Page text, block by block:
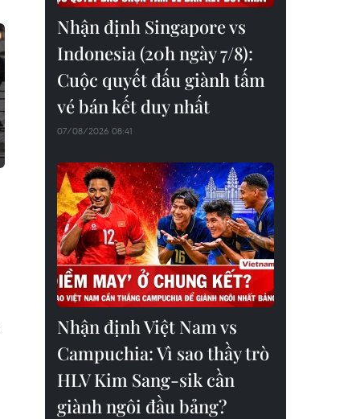
Nhận định Singapore vs
Indonesia (20h ngày 7/8):
Cuộc quyết đấu giành tấm
vé bán kết duy nhất
07/08/2026 08:41
Nhận định Việt Nam vs
Campuchia: Vì sao thầy trò
HLV Kim Sang-sik cần
giành ngôi đầu bảng?